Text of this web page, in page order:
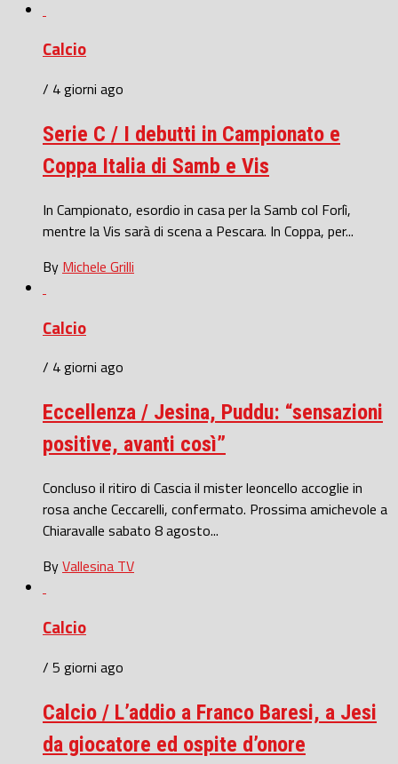
Calcio
/ 4 giorni ago
Serie C / I debutti in Campionato e
Coppa Italia di Samb e Vis
In Campionato, esordio in casa per la Samb col Forlì,
mentre la Vis sarà di scena a Pescara. In Coppa, per...
By Michele Grilli
Calcio
/ 4 giorni ago
Eccellenza / Jesina, Puddu: “sensazioni
positive, avanti così”
Concluso il ritiro di Cascia il mister leoncello accoglie in
rosa anche Ceccarelli, confermato. Prossima amichevole a
Chiaravalle sabato 8 agosto...
ByVallesina TV
Calcio
/ 5 giorni ago
Calcio / L’addio a Franco Baresi, a Jesi
da giocatore ed ospite d’onore